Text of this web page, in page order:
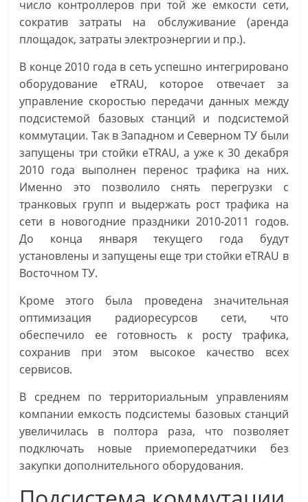
число контроллеров при той же емкости сети,
сократив затраты на обслуживание (аренда
площадок, затраты электроэнергии и пр.).
В конце 2010 года в сеть успешно интегрировано
оборудование eTRAU, которое отвечает за
управление скоростью передачи данных между
подсистемой базовых станций и подсистемой
коммутации. Так в Западном и Северном ТУ были
запущены три стойки eTRAU, а уже к 30 декабря
2010 года выполнен перенос трафика на них.
Именно это позволило снять перегрузки с
транковых групп и выдержать рост трафика на
сети в новогодние праздники 2010-2011 годов.
До конца января текущего года будут
установлены и запущены еще три стойки eTRAU в
Восточном ТУ.
Кроме этого была проведена значительная
оптимизация радиоресурсов сети, что
обеспечило ее готовность к росту трафика,
сохранив при этом высокое качество всех
сервисов.
В среднем по территориальным управлениям
компании емкость подсистемы базовых станций
увеличилась в полтора раза, что позволяет
подключать новые приемопередатчики без
закупки дополнительного оборудования.